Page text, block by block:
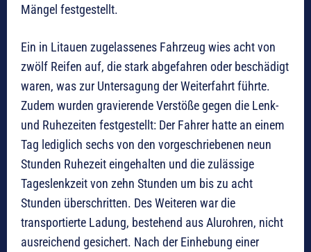
Mängel festgestellt.
Ein in Litauen zugelassenes Fahrzeug wies acht von
zwölf Reifen auf, die stark abgefahren oder beschädigt
waren, was zur Untersagung der Weiterfahrt führte.
Zudem wurden gravierende Verstöße gegen die Lenk-
und Ruhezeiten festgestellt: Der Fahrer hatte an einem
Tag lediglich sechs von den vorgeschriebenen neun
Stunden Ruhezeit eingehalten und die zulässige
Tageslenkzeit von zehn Stunden um bis zu acht
Stunden überschritten. Des Weiteren war die
transportierte Ladung, bestehend aus Alurohren, nicht
ausreichend gesichert. Nach der Einhebung einer